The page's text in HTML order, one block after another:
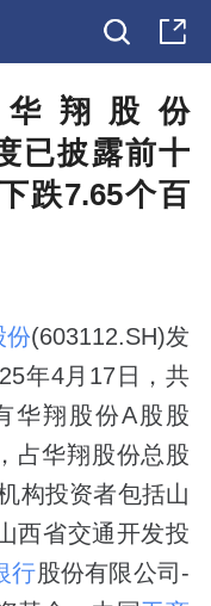
翔股份
已披露前十
跌7.65个百
份(603112.SH)发
年4月17日，共
华翔股份A股股
占华翔股份总股
构投资者包括山
西省交通开发投
行股份有限公司-